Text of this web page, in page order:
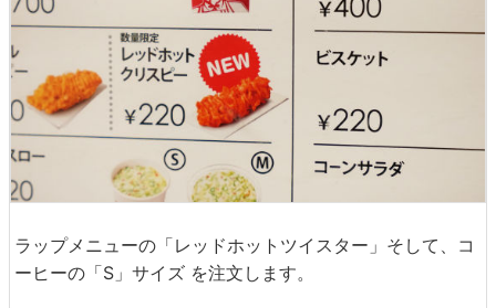
ラップメニューの「レッドホットツイスター」そして、コ
ーヒーの「S」サイズ を注文します。